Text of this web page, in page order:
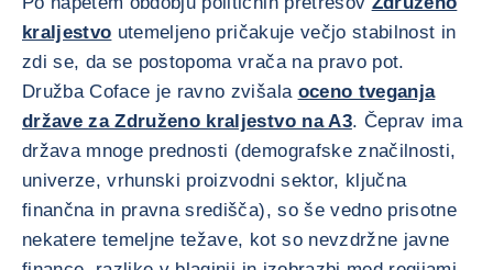
kraljestvo utemeljeno pričakuje večjo stabilnost in
zdi se, da se postopoma vrača na pravo pot.
Družba Coface je ravno zvišala oceno tveganja
države za Združeno kraljestvo na A3. Čeprav ima
država mnoge prednosti (demografske značilnosti,
univerze, vrhunski proizvodni sektor, ključna
finančna in pravna središča), so še vedno prisotne
nekatere temeljne težave, kot so nevzdržne javne